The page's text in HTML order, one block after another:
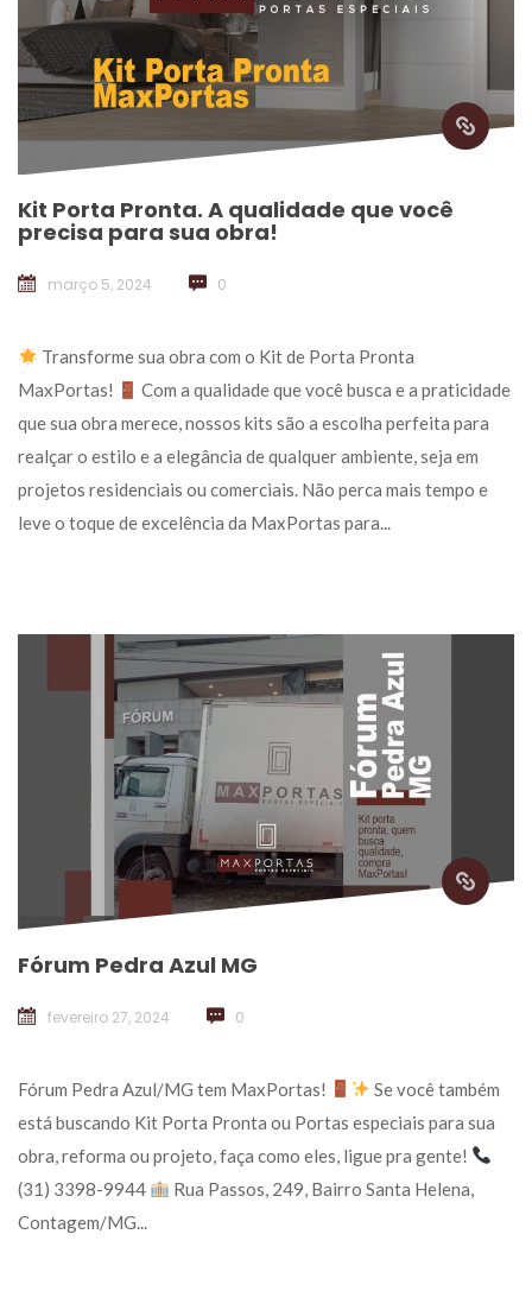
Kit Porta Pronta. A qualidade que você
precisa para sua obra!
março 5, 2024 0
Transforme sua obra com o Kit de Porta Pronta
MaxPortas!
Com a qualidade que você busca e a praticidade
que sua obra merece, nossos kits são a escolha perfeita para
realçar o estilo e a elegância de qualquer ambiente, seja em
projetos residenciais ou comerciais. Não perca mais tempo e
leve o toque de excelência da MaxPortas para...
Fórum Pedra Azul MG
fevereiro 27, 2024 0
Fórum Pedra Azul/MG tem MaxPortas!
Se você também
está buscando Kit Porta Pronta ou Portas especiais para sua
obra, reforma ou projeto, faça como eles, ligue pra gente!
(31) 3398-9944
Rua Passos, 249, Bairro Santa Helena,
Contagem/MG...